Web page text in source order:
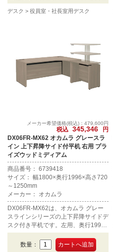
デスク 役員室・社長室用デスク
メーカー希望価格(税込)：479,600円
税込 345,346
円
DX06FR-MX62 オカムラ グレースラ
イン 上下昇降サイド付平机 右用 プラ
イズウッドミディアム
商品番号： 6739418
サイズ： 幅1800×奥行1996×高さ720
～1250mm
メーカー： オカムラ
DX06FR-MX62は、オカムラ グレー
スラインシリーズの上下昇降サイドデ
スク付き平机です。左用、奥行1996
mm。
数量：